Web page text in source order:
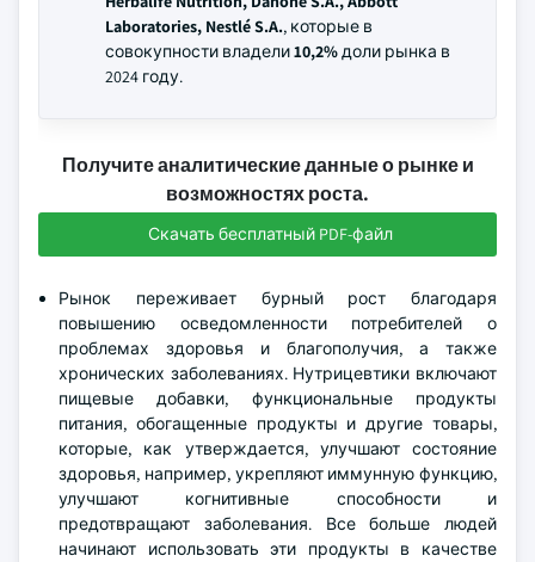
Laboratories, Nestlé S.A., которые в
совокупности владели10,2%доли рынка в
2024 году.
Получите аналитические данные о рынке и
возможностях роста.
Скачать бесплатный PDF-файл
Рынок переживает бурный рост благодаря
повышению осведомленности потребителей о
проблемах здоровья и благополучия, а также
хронических заболеваниях. Нутрицевтики включают
пищевые добавки, функциональные продукты
питания, обогащенные продукты и другие товары,
которые, как утверждается, улучшают состояние
здоровья, например, укрепляют иммунную функцию,
улучшают когнитивные способности и
предотвращают заболевания. Все больше людей
начинают использовать эти продукты в качестве